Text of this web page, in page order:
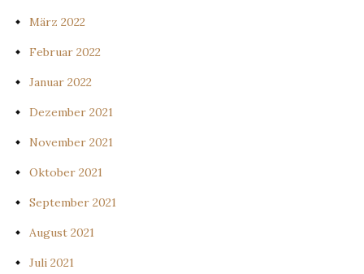
März 2022
Februar 2022
Januar 2022
Dezember 2021
November 2021
Oktober 2021
September 2021
August 2021
Juli 2021